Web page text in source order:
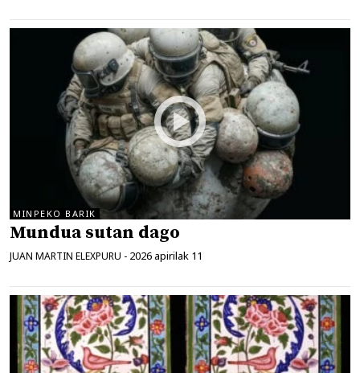
MINPEKO BARIK
Mundua sutan dago
JUAN MARTIN ELEXPURU - 2026 apirilak 11